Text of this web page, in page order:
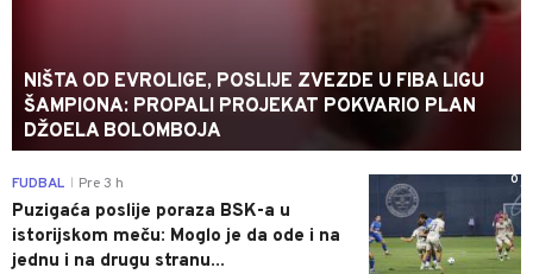
NIŠTA OD EVROLIGE, POSLIJE ZVEZDE U FIBA LIGU
ŠAMPIONA: PROPALI PROJEKAT POKVARIO PLAN
DŽOELA BOLOMBOJA
0
FUDBAL Pre 3 h
Puzigaća poslije poraza BSK-a u
istorijskom meču: Moglo je da ode i na
jednu i na drugu stranu...